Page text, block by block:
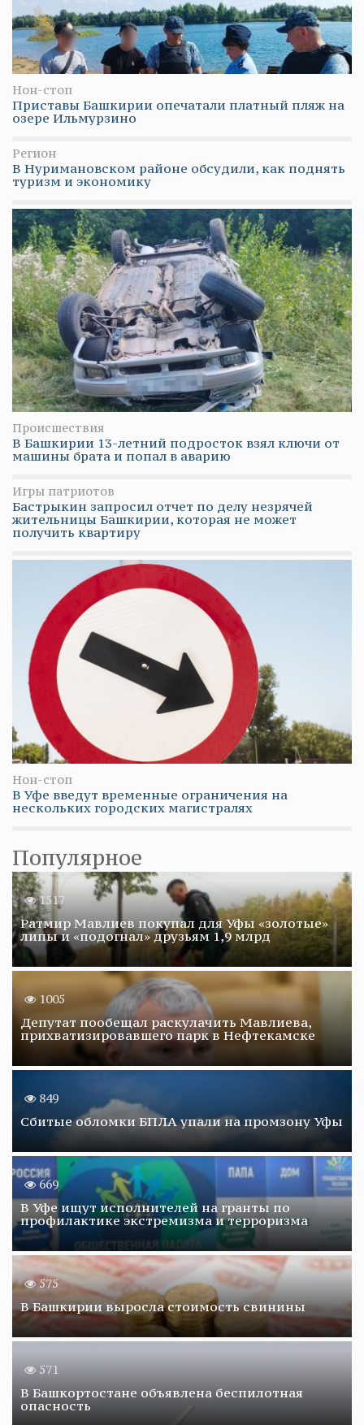
Нон-стоп
Приставы Башкирии опечатали платный пляж на
озере Ильмурзино
Регион
В Нуримановском районе обсудили, как поднять
туризм и экономику
Происшествия
В Башкирии 13-летний подросток взял ключи от
машины брата и попал в аварию
Игры патриотов
Бастрыкин запросил отчет по делу незрячей
жительницы Башкирии, которая не может
получить квартиру
Нон-стоп
В Уфе введут временные ограничения на
нескольких городских магистралях
Популярное
1517
Ратмир Мавлиев покупал для Уфы «золотые»
липы и «подогнал» друзьям 1,9 млрд
1005
Депутат пообещал раскулачить Мавлиева,
прихватизировавшего парк в Нефтекамске
849
Сбитые обломки БПЛА упали на промзону Уфы
669
В Уфе ищут исполнителей на гранты по
профилактике экстремизма и терроризма
575
В Башкирии выросла стоимость свинины
571
В Башкортостане объявлена беспилотная
опасность